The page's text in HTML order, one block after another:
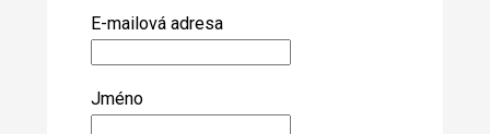
E-mailová adresa
Jméno